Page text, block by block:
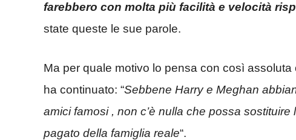
farebbero con molta più facilità e velocità
state queste le sue parole.
Ma per quale motivo lo pensa con così
ha continuato: “Sebbene Harry e Meghan
amici famosi , non c’è nulla che possa
pagato della famiglia reale“.